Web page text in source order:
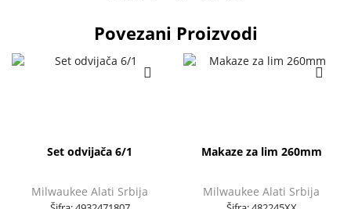
Povezani Proizvodi
Set odvijača 6/1
Milwaukee Alati Srbija
Makaze za lim 260mm
Milwaukee Alati Srbija